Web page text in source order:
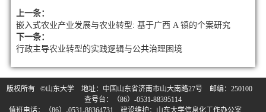
上一条：
嵌入式农业产业发展与农业转型: 基于广西 A 镇的个案研究
下一条：
行政主导农业转型的实践逻辑与公共治理困境
版权所有 ©山东大学 地址：中国山东省济南市山大南路27号 邮编：250100
查号台：（86）-0531-88395114
值班电话：（86）-0531-88364731 建设维护：山东大学信息化工作办公室